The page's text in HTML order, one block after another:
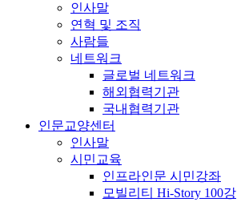
인사말
연혁 및 조직
사람들
네트워크
글로벌 네트워크
해외협력기관
국내협력기관
인문교양센터
인사말
시민교육
인프라인문 시민강좌
모빌리티 Hi-Story 100강